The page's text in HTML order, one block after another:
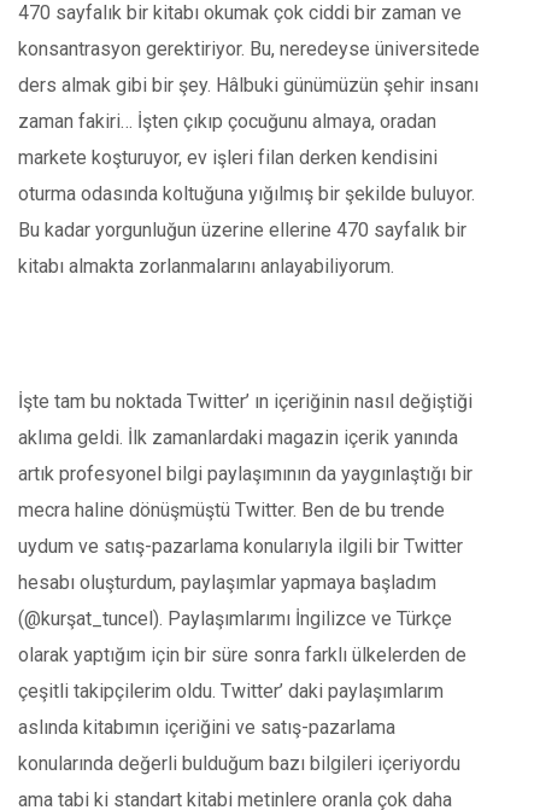
470 sayfalık bir kitabı okumak çok ciddi bir zaman ve
konsantrasyon gerektiriyor. Bu, neredeyse üniversitede
ders almak gibi bir şey. Hâlbuki günümüzün şehir insanı
zaman fakiri… İşten çıkıp çocuğunu almaya, oradan
markete koşturuyor, ev işleri filan derken kendisini
oturma odasında koltuğuna yığılmış bir şekilde buluyor.
Bu kadar yorgunluğun üzerine ellerine 470 sayfalık bir
kitabı almakta zorlanmalarını anlayabiliyorum.
İşte tam bu noktada Twitter’ ın içeriğinin nasıl değiştiği
aklıma geldi. İlk zamanlardaki magazin içerik yanında
artık profesyonel bilgi paylaşımının da yaygınlaştığı bir
mecra haline dönüşmüştü Twitter. Ben de bu trende
uydum ve satış-pazarlama konularıyla ilgili bir Twitter
hesabı oluşturdum, paylaşımlar yapmaya başladım
(@kurşat_tuncel). Paylaşımlarımı İngilizce ve Türkçe
olarak yaptığım için bir süre sonra farklı ülkelerden de
çeşitli takipçilerim oldu. Twitter’ daki paylaşımlarım
aslında kitabımın içeriğini ve satış-pazarlama
konularında değerli bulduğum bazı bilgileri içeriyordu
ama tabi ki standart kitabi metinlere oranla çok daha